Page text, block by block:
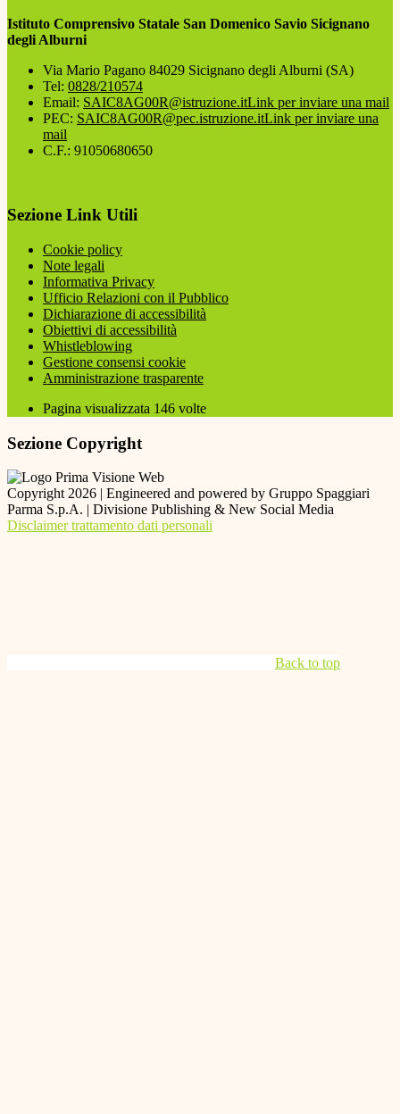
Istituto Comprensivo Statale San Domenico Savio Sicignano
degli Alburni
Via Mario Pagano 84029 Sicignano degli Alburni (SA)
Tel: 0828/210574
Email: SAIC8AG00R@istruzione.itLink per inviare una mail
PEC: SAIC8AG00R@pec.istruzione.itLink per inviare una
mail
C.F.: 91050680650
Sezione Link Utili
Cookie policy
Note legali
Informativa Privacy
Ufficio Relazioni con il Pubblico
Dichiarazione di accessibilità
Obiettivi di accessibilità
Whistleblowing
Gestione consensi cookie
Amministrazione trasparente
Pagina visualizzata 146 volte
Sezione Copyright
Copyright 2026 | Engineered and powered by Gruppo Spaggiari
Parma S.p.A. | Divisione Publishing & New Social Media
Disclaimer trattamento dati personali
Back to top